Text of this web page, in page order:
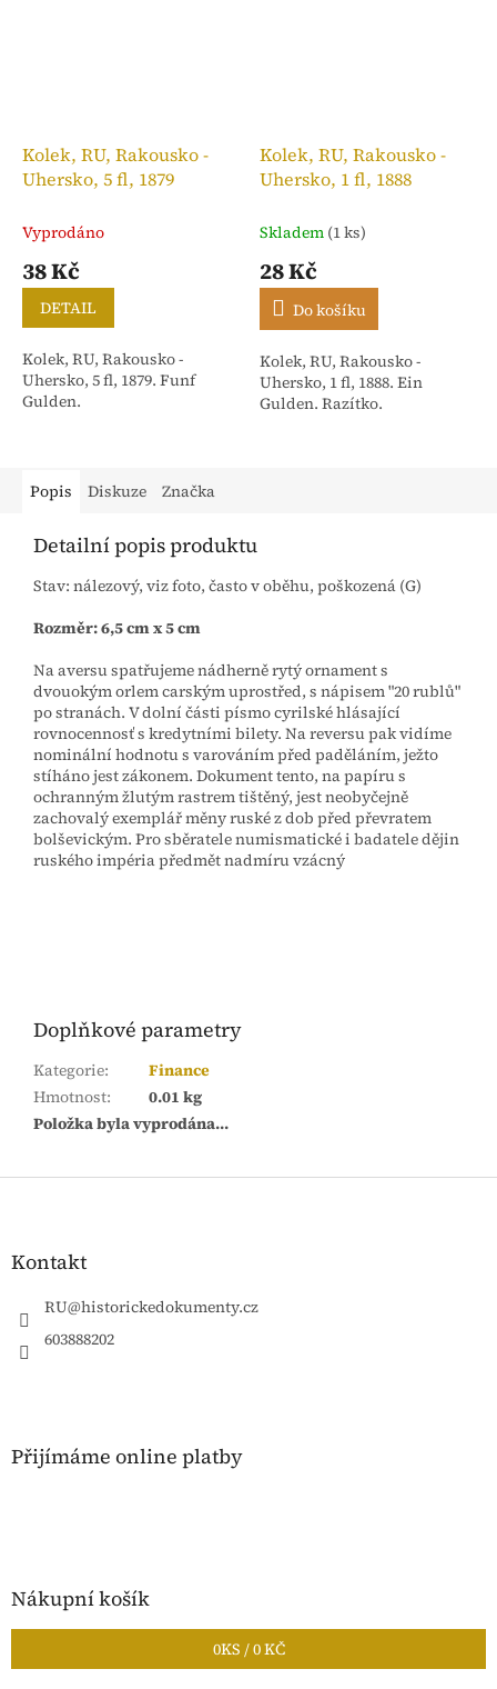
Kolek, RU, Rakousko -
Uhersko, 5 fl, 1879
Vyprodáno
38 Kč
DETAIL
Kolek, RU, Rakousko -
Uhersko, 5 fl, 1879. Funf
Gulden.
Kolek, RU, Rakousko -
Uhersko, 1 fl, 1888
Skladem (1 ks)
28 Kč
Do košíku
Kolek, RU, Rakousko -
Uhersko, 1 fl, 1888. Ein
Gulden. Razítko.
Popis Diskuze Značka
Detailní popis produktu
Stav: nálezový, viz foto, často v oběhu, poškozená (G)
Rozměr: 6,5 cm x 5 cm
Na aversu spatřujeme nádherně rytý ornament s
dvouokým orlem carským uprostřed, s nápisem "20 rublů"
po stranách. V dolní části písmo cyrilské hlásající
rovnocennosť s kredytními bilety. Na reversu pak vidíme
nominální hodnotu s varováním před paděláním, ježto
stíháno jest zákonem. Dokument tento, na papíru s
ochranným žlutým rastrem tištěný, jest neobyčejně
zachovalý exemplář měny ruské z dob před převratem
bolševickým. Pro sběratele numismatické i badatele dějin
ruského impéria předmět nadmíru vzácný
Doplňkové parametry
Kategorie:
Finance
Hmotnost:
0.01 kg
Položka byla vyprodána…
Z
Kontakt
RU@historickedokumenty.cz
603888202
Přijímáme online platby
Nákupní košík
0KS /0 KČ